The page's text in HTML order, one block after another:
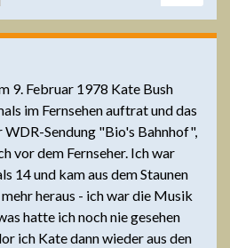
9. Februar 1978 Kate Bush
im Fernsehen auftrat und das
WDR-Sendung "Bio's Bahnhof",
vor dem Fernseher. Ich war
14 und kam aus dem Staunen
heraus - ich war die Musik
hatte ich noch nie gesehen
ich Kate dann wieder aus den